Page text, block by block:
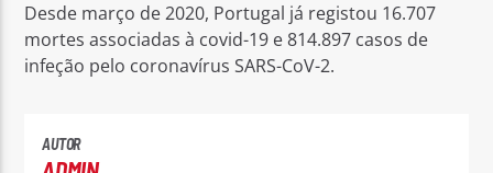
Desde março de 2020, Portugal já registou 16.707
mortes associadas à covid-19 e 814.897 casos de
infeção pelo coronavírus SARS-CoV-2.
AUTOR